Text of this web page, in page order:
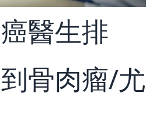
醫生排
骨肉瘤/尤